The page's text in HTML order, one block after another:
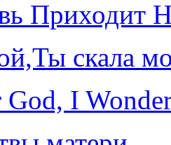
Приходит
скала
God, I